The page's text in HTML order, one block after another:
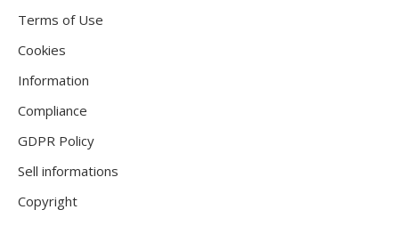
Terms of Use
Cookies
Information
Compliance
GDPR Policy
Sell informations
Copyright